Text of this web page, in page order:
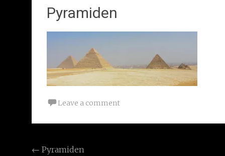
Pyramiden
Leave a comment
Post
← Pyramiden